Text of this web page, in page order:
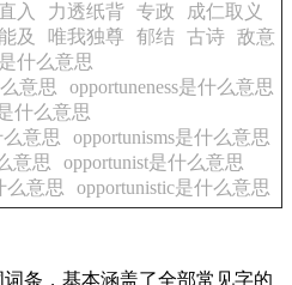
入 力透纸背 专政
成仁取义
及 唯我独尊 郁结 古诗 敌意
什么意思
意思
opportuneness是什么意思
什么意思
么意思
opportunisms是什么意思
意思
opportunist是什么意思
么意思
opportunistic是什么意思
条，基本涵盖了全部常见字的